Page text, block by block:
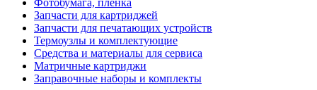
Фотобумага, пленка
Запчасти для картриджей
Запчасти для печатающих устройств
Термоузлы и комплектующие
Средства и материалы для сервиса
Матричные картриджи
Заправочные наборы и комплекты